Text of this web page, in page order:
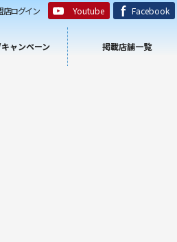
店ログイン Youtube Facebook
ャンペーン 掲載店舗一覧